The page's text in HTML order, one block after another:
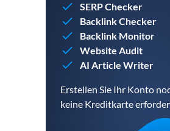
SERP Checker
Backlink Checker
Backlink Monitor
Website Audit
AI Article Writer
Erstellen Sie Ihr Konto
keine Kreditkarte